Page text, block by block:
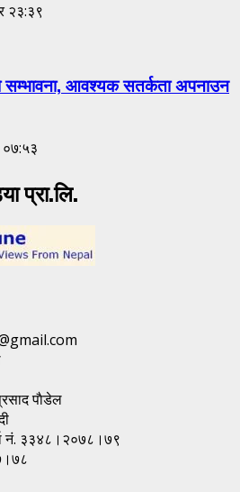
२३:३९
सम्भावना, आवश्यक सतर्कता अपनाउन
०७:५३
प्रा.लि.
पाैडेल
नं. ३३४८।२०७८।७९